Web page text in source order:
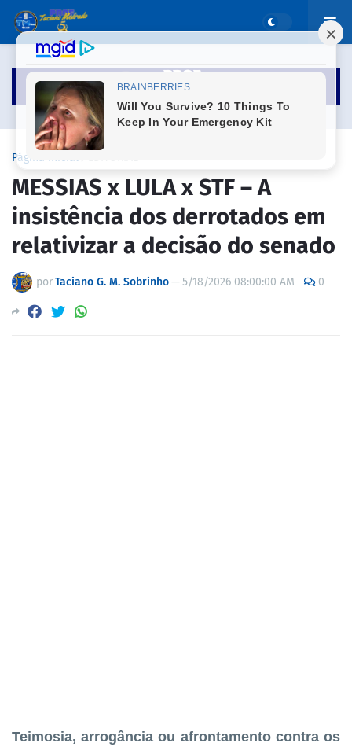
Página inicial
MESSIAS x LULA x STF – A
insistência dos derrotados em
relativizar a decisão do senado
porTaciano G. M. Sobrinho—5/18/2026 08:00:00 AM 0
Teimosia, arrogância ou afrontamento contra os